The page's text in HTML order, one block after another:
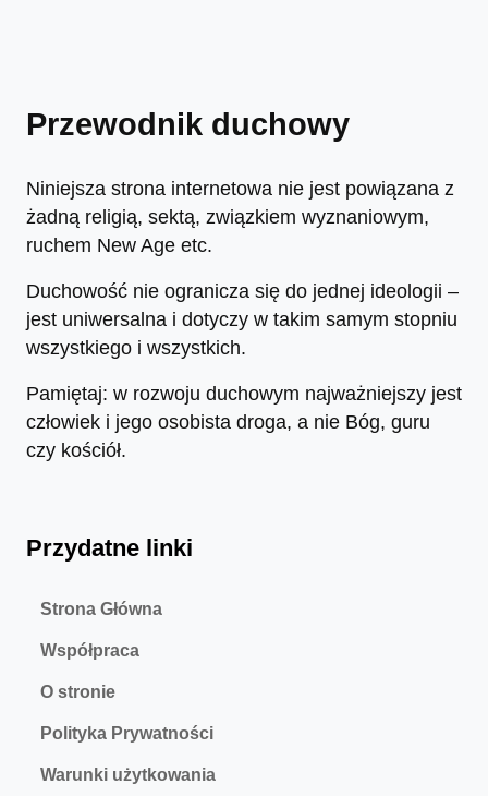
Przewodnik duchowy
Niniejsza strona internetowa nie jest powiązana z
żadną religią, sektą, związkiem wyznaniowym,
ruchem New Age etc.
Duchowość nie ogranicza się do jednej ideologii –
jest uniwersalna i dotyczy w takim samym stopniu
wszystkiego i wszystkich.
Pamiętaj: w rozwoju duchowym najważniejszy jest
człowiek i jego osobista droga, a nie Bóg, guru
czy kościół.
Przydatne linki
Strona Główna
Współpraca
O stronie
Polityka Prywatności
Warunki użytkowania